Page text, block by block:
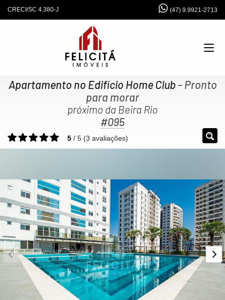
CRECI/SC 4.380-J (47) 9.9921-2713
Apartamento no Edifício Home Club - Pronto
para morar
próximo da Beira Rio
#095
5 / 5 (3 avaliações)